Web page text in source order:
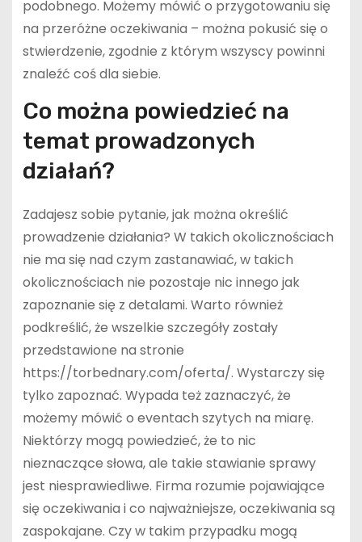
podobnego. Możemy mówić o przygotowaniu się
na przeróżne oczekiwania – można pokusić się o
stwierdzenie, zgodnie z którym wszyscy powinni
znaleźć coś dla siebie.
Co można powiedzieć na
temat prowadzonych
działań?
Zadajesz sobie pytanie, jak można określić
prowadzenie działania? W takich okolicznościach
nie ma się nad czym zastanawiać, w takich
okolicznościach nie pozostaje nic innego jak
zapoznanie się z detalami. Warto również
podkreślić, że wszelkie szczegóły zostały
przedstawione na stronie
https://torbednary.com/oferta/. Wystarczy się
tylko zapoznać. Wypada też zaznaczyć, że
możemy mówić o eventach szytych na miarę.
Niektórzy mogą powiedzieć, że to nic
nieznaczące słowa, ale takie stawianie sprawy
jest niesprawiedliwe. Firma rozumie pojawiające
się oczekiwania i co najważniejsze, oczekiwania są
zaspokajane. Czy w takim przypadku mogą